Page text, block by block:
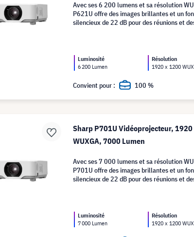
Avec ses 6 200 lumens et sa résolution
P621U offre des images brillantes et un
silencieux de 22 dB pour des réunions et
Luminosité
6 200 Lumen
Résolution
1920 x 1200
Convient pour : 100 %
Sharp P701U Vidéoprojecteur,
WUXGA, 7000 Lumen
Avec ses 7 000 lumens et sa résolution
P701U offre des images brillantes et un
silencieux de 22 dB pour des réunions et
Luminosité
7 000 Lumen
Résolution
1920 x 1200